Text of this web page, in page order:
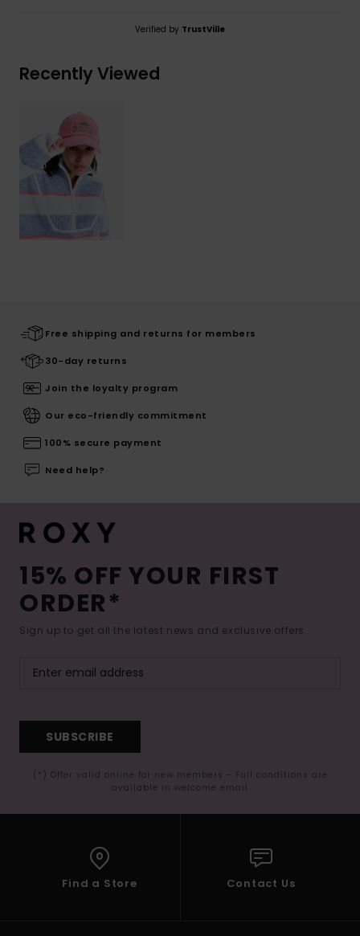
Verified by TrustVille
Recently Viewed
Free shipping and returns for members
30-day returns
Join the loyalty program
Our eco-friendly commitment
100% secure payment
Need help?
15% OFF YOUR FIRST
ORDER*
Sign up to get all the latest news and exclusive offers.
SUBSCRIBE
(*) Offer valid online for new members - Full conditions are
available in welcome email
Find a Store Contact Us